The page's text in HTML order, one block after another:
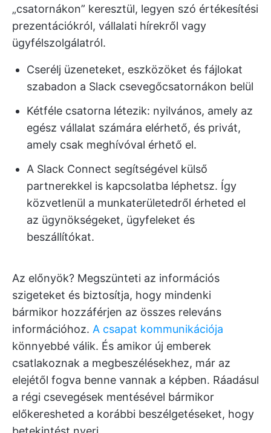
„csatornákon” keresztül, legyen szó értékesítési
prezentációkról, vállalati hírekről vagy
ügyfélszolgálatról.
Cserélj üzeneteket, eszközöket és fájlokat
szabadon a Slack csevegőcsatornákon belül
Kétféle csatorna létezik: nyilvános, amely az
egész vállalat számára elérhető, és privát,
amely csak meghívóval érhető el.
A Slack Connect segítségével külső
partnerekkel is kapcsolatba léphetsz. Így
közvetlenül a munkaterületedről érheted el
az ügynökségeket, ügyfeleket és
beszállítókat.
Az előnyök? Megszünteti az információs
szigeteket és biztosítja, hogy mindenki
bármikor hozzáférjen az összes releváns
információhoz. A csapat kommunikációja
könnyebbé válik. És amikor új emberek
csatlakoznak a megbeszélésekhez, már az
elejétől fogva benne vannak a képben. Ráadásul
a régi csevegések mentésével bármikor
előkeresheted a korábbi beszélgetéseket, hogy